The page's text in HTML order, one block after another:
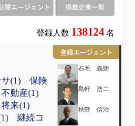
登録人数 138124 名
(1)
保険
不動産(1)
将来(1)
継続コ
石毛 義朗
島軒 浩二
秋野 信治